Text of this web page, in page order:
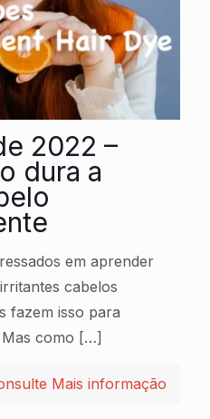
2022 –
dura a
em aprender
cabelos
fazem isso para
como […]
Mais informação